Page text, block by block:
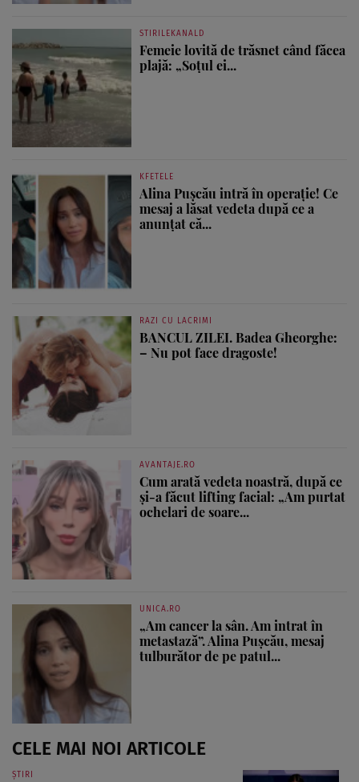
STIRILEKANALD
Femeie lovită de trăsnet când făcea
plajă: „Soțul ei...
KFETELE
Alina Pușcău intră în operație! Ce
mesaj a lăsat vedeta după ce a
anunțat că...
RAZI CU LACRIMI
BANCUL ZILEI. Badea Gheorghe:
– Nu pot face dragoste!
AVANTAJE.RO
Cum arată vedeta noastră, după ce
și-a făcut lifting facial: „Am purtat
ochelari de soare...
UNICA.RO
„Am cancer la sân. Am intrat în
metastază”. Alina Pușcău, mesaj
tulburător de pe patul...
CELE MAI NOI ARTICOLE
ȘTIRI